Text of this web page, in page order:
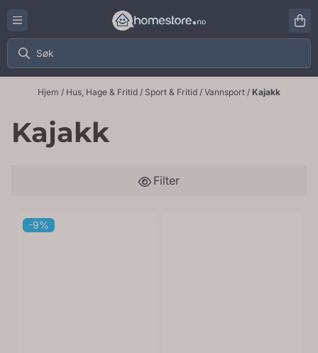
Hopp til innhold
Hjem / Hus, Hage & Fritid / Sport & Fritid / Vannsport / Kajakk
Kajakk
Filter
-9%